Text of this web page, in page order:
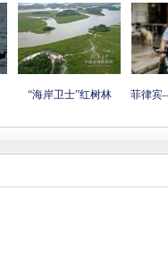
“海岸卫士”红树林 菲律宾